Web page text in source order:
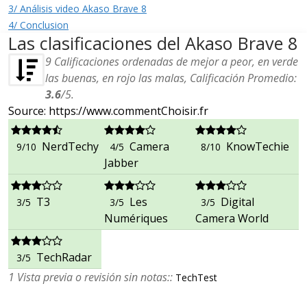
3/ Análisis video Akaso Brave 8
4/ Conclusion
Las clasificaciones del Akaso Brave 8
9 Calificaciones ordenadas de mejor a peor, en verde
las buenas, en rojo las malas, Calificación Promedio:
3.6/5.
Source: https://www.commentChoisir.fr
9/10 NerdTechy 4/5 Camera
Jabber
8/10 KnowTechie
3/5 T3 3/5 Les
Numériques
3/5 Digital
Camera World
3/5 TechRadar
1 Vista previa o revisión sin notas:: TechTest